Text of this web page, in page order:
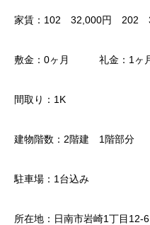
家賃：102 32,000円 202
敷金：0ヶ月 礼金：1ヶ
間取り：1K
建物階数：2階建 1階部分
駐車場：1台込み
所在地：日南市岩崎1丁目12-6